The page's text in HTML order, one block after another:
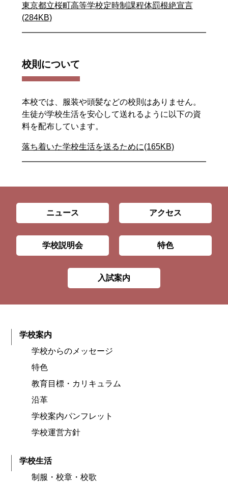
東京都立桜町高等学校定時制課程体罰根絶宣言
(284KB)
校則について
本校では、服装や頭髪などの校則はありません。
生徒が学校生活を安心して送れるように以下の資
料を配布しています。
落ち着いた学校生活を送るために(165KB)
ニュース アクセス
学校説明会 特色
入試案内
学校案内
学校からのメッセージ
特色
教育目標・カリキュラム
沿革
学校案内パンフレット
学校運営方針
学校生活
制服・校章・校歌